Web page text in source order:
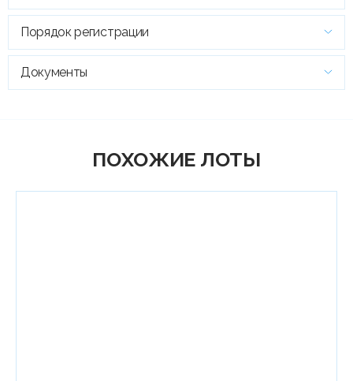
Порядок регистрации
Документы
ПОХОЖИЕ ЛОТЫ